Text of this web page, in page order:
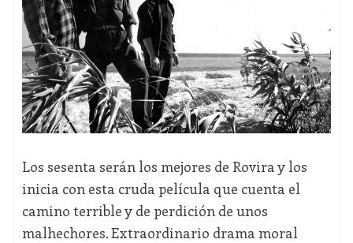
Los sesenta serán los mejores de Rovira y los
inicia con esta cruda película que cuenta el
camino terrible y de perdición de unos
malhechores. Extraordinario drama moral